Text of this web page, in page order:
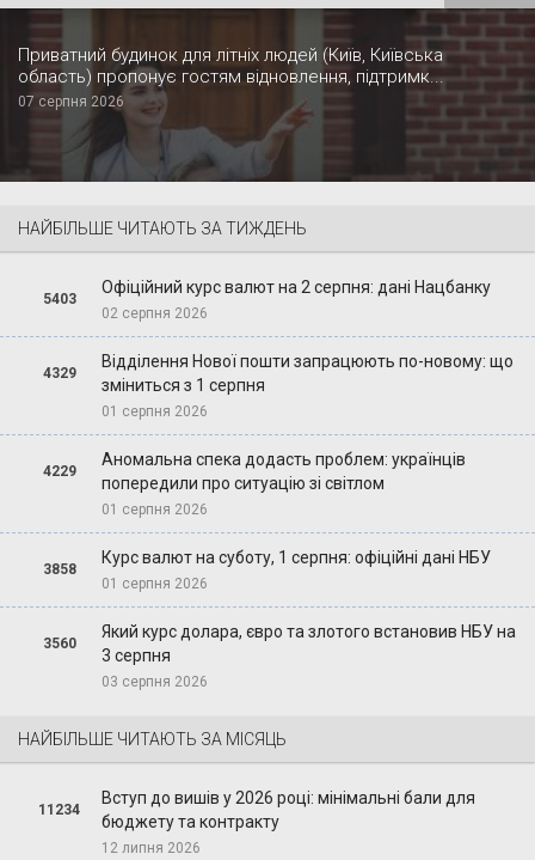
Приватний будинок для літніх людей (Київ, Київська
область) пропонує гостям відновлення, підтримк...
07 серпня 2026
НАЙБІЛЬШЕ ЧИТАЮТЬ ЗА ТИЖДЕНЬ
5403
Офіційний курс валют на 2 серпня: дані Нацбанку
02 серпня 2026
4329
Відділення Нової пошти запрацюють по-новому: що
зміниться з 1 серпня
01 серпня 2026
4229
Аномальна спека додасть проблем: українців
попередили про ситуацію зі світлом
01 серпня 2026
3858
Курс валют на суботу, 1 серпня: офіційні дані НБУ
01 серпня 2026
3560
Який курс долара, євро та злотого встановив НБУ на
3 серпня
03 серпня 2026
НАЙБІЛЬШЕ ЧИТАЮТЬ ЗА МІСЯЦЬ
11234
Вступ до вишів у 2026 році: мінімальні бали для
бюджету та контракту
12 липня 2026